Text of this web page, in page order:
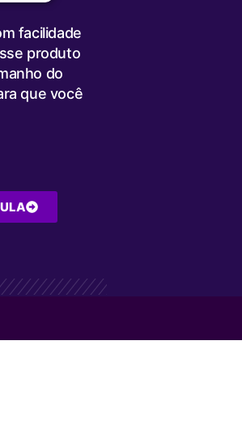
facilidade
produto
do
que você